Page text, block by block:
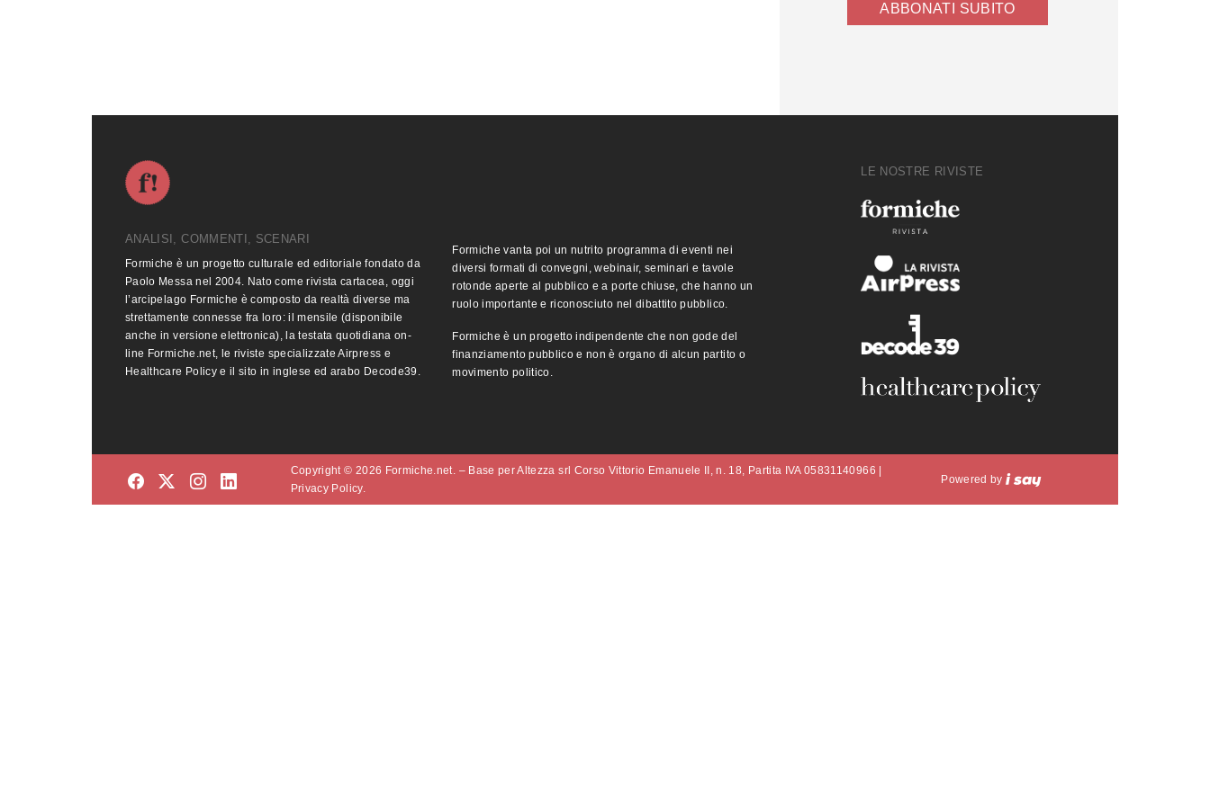
ABBONATI SUBITO
ANALISI, COMMENTI, SCENARI
Formiche è un progetto culturale ed editoriale fondato da
Paolo Messa nel 2004. Nato come rivista cartacea, oggi
l’arcipelago Formiche è composto da realtà diverse ma
strettamente connesse fra loro: il mensile (disponibile
anche in versione elettronica), la testata quotidiana on-
line Formiche.net, le riviste specializzate Airpress e
Healthcare Policy e il sito in inglese ed arabo Decode39.
Formiche vanta poi un nutrito programma di eventi nei
diversi formati di convegni, webinair, seminari e tavole
rotonde aperte al pubblico e a porte chiuse, che hanno un
ruolo importante e riconosciuto nel dibattito pubblico.
Formiche è un progetto indipendente che non gode del
finanziamento pubblico e non è organo di alcun partito o
movimento politico.
LE NOSTRE RIVISTE
Copyright © 2026 Formiche.net. – Base per Altezza srl Corso Vittorio Emanuele II, n. 18, Partita IVA 05831140966 |
Privacy Policy.
Powered by